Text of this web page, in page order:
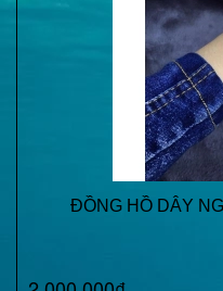
ĐỒNG HỒ DÂY